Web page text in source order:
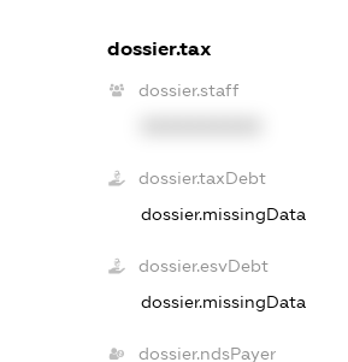
dossier.tax
dossier.staff
dossier.taxDebt
dossier.missingData
dossier.esvDebt
dossier.missingData
dossier.ndsPayer